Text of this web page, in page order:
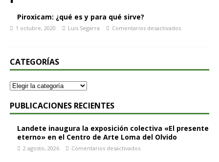
Piroxicam: ¿qué es y para qué sirve?
1 octubre, 2020 Luis Segarra Comentarios desactivados
CATEGORÍAS
PUBLICACIONES RECIENTES
Landete inaugura la exposición colectiva «El presente
eterno» en el Centro de Arte Loma del Olvido
2 agosto, 2026 Comentarios desactivados